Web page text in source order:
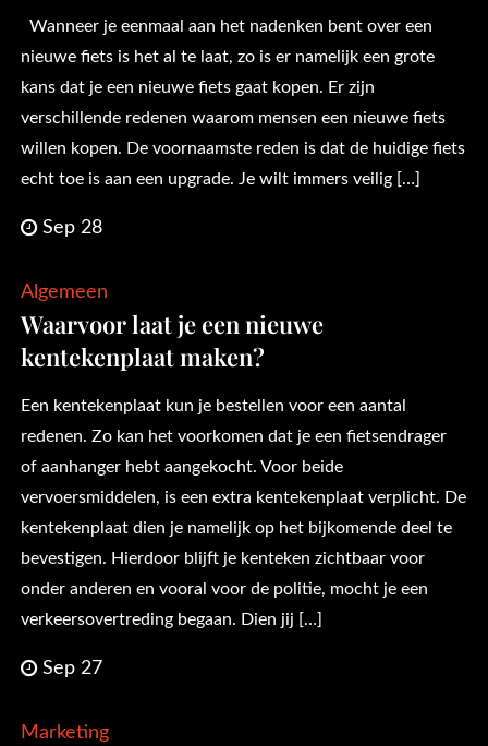
Wanneer je eenmaal aan het nadenken bent over een
nieuwe fiets is het al te laat, zo is er namelijk een grote
kans dat je een nieuwe fiets gaat kopen. Er zijn
verschillende redenen waarom mensen een nieuwe fiets
willen kopen. De voornaamste reden is dat de huidige fiets
echt toe is aan een upgrade. Je wilt immers veilig […]
Sep 28
Algemeen
Waarvoor laat je een nieuwe
kentekenplaat maken?
Een kentekenplaat kun je bestellen voor een aantal
redenen. Zo kan het voorkomen dat je een fietsendrager
of aanhanger hebt aangekocht. Voor beide
vervoersmiddelen, is een extra kentekenplaat verplicht. De
kentekenplaat dien je namelijk op het bijkomende deel te
bevestigen. Hierdoor blijft je kenteken zichtbaar voor
onder anderen en vooral voor de politie, mocht je een
verkeersovertreding begaan. Dien jij […]
Sep 27
Marketing